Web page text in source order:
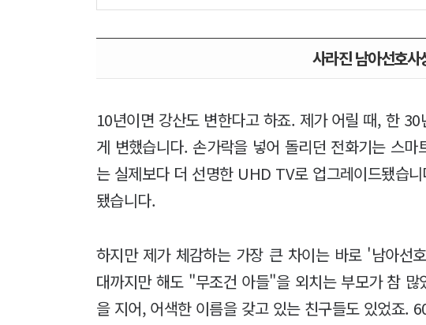
사라진 남아선호사
10년이면 강산도 변한다고 하죠. 제가 어릴 때, 한
게 변했습니다. 손가락을 넣어 돌리던 전화기는 스
는 실제보다 더 선명한 UHD TV로 업그레이드됐습
됐습니다.
하지만 제가 체감하는 가장 큰 차이는 바로 '남아선
대까지만 해도 "무조건 아들"을 외치는 부모가 참
을 지어, 어색한 이름을 갖고 있는 친구들도 있었죠.